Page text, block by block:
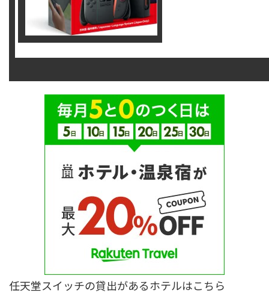
任天堂スイッチの貸出があるホテルはこちら